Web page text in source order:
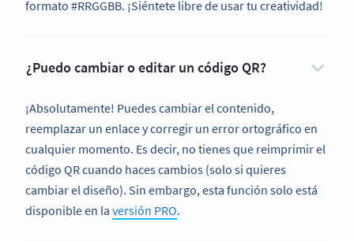
formato #RRGGBB. ¡Siéntete libre de usar tu creatividad!
¿Puedo cambiar o editar un código QR?
¡Absolutamente! Puedes cambiar el contenido,
reemplazar un enlace y corregir un error ortográfico en
cualquier momento. Es decir, no tienes que reimprimir el
código QR cuando haces cambios (solo si quieres
cambiar el diseño). Sin embargo, esta función solo está
disponible en la versión PRO.